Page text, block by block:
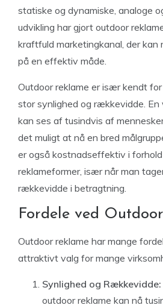
statiske og dynamiske, analoge
udvikling har gjort outdoor
kraftfuld marketingkanal, der kan
på en effektiv måde.
Outdoor reklame er især kendt
stor synlighed og rækkevidde. En
kan ses af tusindvis af
det muligt at nå en bred
er også kostnadseffektiv i
reklameformer, især når man
rækkevidde i betragtning.
Fordele ved
Outdoor reklame har mange
attraktivt valg for mange
Synlighed og Rækkevidde:
outdoor reklame kan nå